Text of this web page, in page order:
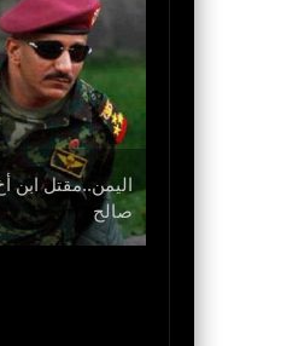
اليمن..مقتل ابن
صالح